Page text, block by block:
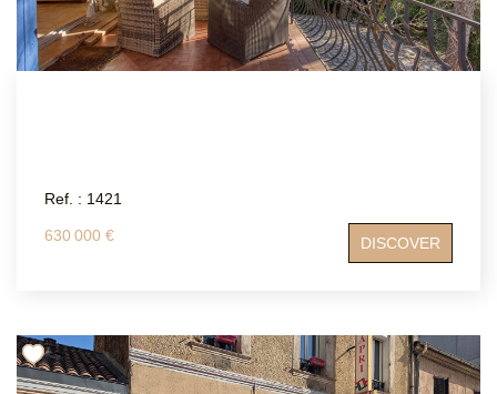
rangements Un espace de vie exceptionnel : Double
salon-séjour avec hauteur sous plafond et cheminée
majestueuse Accès direct au parc et aux espaces
extérieurs Piscine avec pool house, préservés des
Ref. : 1421
630 000 € DISCOVER